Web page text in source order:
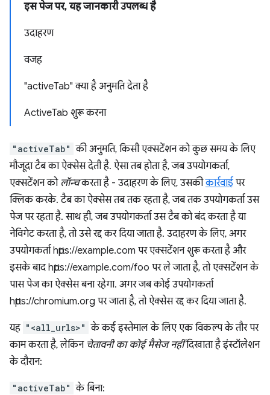
इस पेज पर, यह जानकारी उपलब्ध है
उदाहरण
वजह
"activeTab" क्या है अनुमति देता है
ActiveTab शुरू करना
"activeTab" की अनुमति, किसी एक्सटेंशन को कुछ समय के लिए
मौजूदा टैब का ऐक्सेस देती है. ऐसा तब होता है, जब उपयोगकर्ता,
एक्सटेंशन को लॉन्चकरता है - उदाहरण के लिए, उसकीकार्रवाई पर
क्लिक करके. टैब का ऐक्सेस तब तक रहता है, जब तक उपयोगकर्ता उस
पेज पर रहता है. साथ ही, जब उपयोगकर्ता उस टैब को बंद करता है या
नेविगेट करता है, तो उसे रद्द कर दिया जाता है. उदाहरण के लिए, अगर
उपयोगकर्ता https://example.com पर एक्सटेंशन शुरू करता है और
इसके बाद https://example.com/foo पर ले जाता है, तो एक्सटेंशन के
पास पेज का ऐक्सेस बना रहेगा. अगर जब कोई उपयोगकर्ता
https://chromium.org पर जाता है, तो ऐक्सेस रद्द कर दिया जाता है.
यह "<all_urls>" के कई इस्तेमाल के लिए एक विकल्प के तौर पर
काम करता है, लेकिन चेतावनी का कोई मैसेज नहींदिखाता है इंस्टॉलेशन
के दौरान:
"activeTab" के बिना: